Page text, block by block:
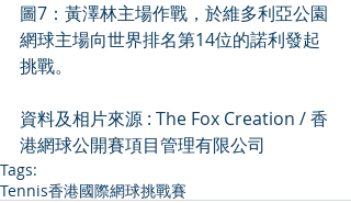
圖7：黃澤林主場作戰，於維多利亞公園
網球主場向世界排名第14位的諾利發起
挑戰。
資料及相片來源 : The Fox Creation / 香
港網球公開賽項目管理有限公司
Tags:
Tennis香港國際網球挑戰賽